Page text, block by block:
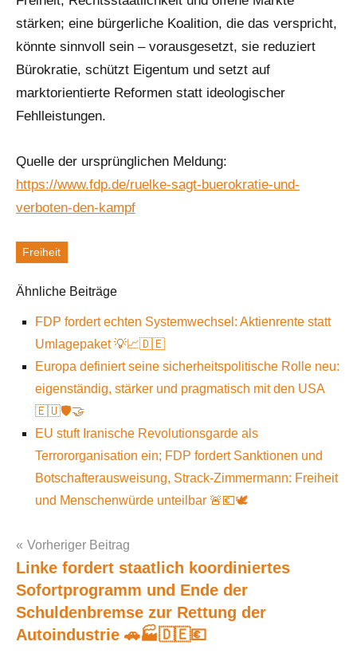
stärken; eine bürgerliche Koalition, die das verspricht,
könnte sinnvoll sein – vorausgesetzt, sie reduziert
Bürokratie, schützt Eigentum und setzt auf
marktorientierte Reformen statt ideologischer
Fehlleistungen.
Quelle der ursprünglichen Meldung:
https://www.fdp.de/ruelke-sagt-buerokratie-und-
verboten-den-kampf
Schlagworte
Freiheit
Ähnliche Beiträge
FDP fordert echten Systemwechsel: Aktienrente statt
Umlagepaket 💡📈🇩🇪
Europa definiert seine sicherheitspolitische Rolle neu:
eigenständig, stärker und pragmatisch mit den USA
🇪🇺🛡️🤝
EU stuft Iranische Revolutionsgarde als
Terrororganisation ein; FDP fordert Sanktionen und
Botschafterausweisung, Strack-Zimmermann: Freiheit
und Menschenwürde unteilbar 🚨💶🕊️
Post
navigation
Vorheriger Beitrag
Linke fordert staatlich koordiniertes
Sofortprogramm und Ende der
Schuldenbremse zur Rettung der
Autoindustrie 🚗🏭🇩🇪💶